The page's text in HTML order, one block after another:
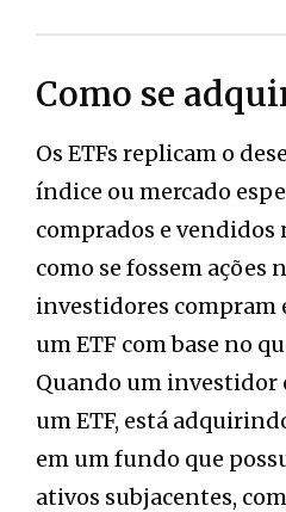
Como se
Os ETFs replicam o
índice ou mercado
comprados e vendidos
como se fossem ações
investidores compram
um ETF com base no
Quando um investidor
um ETF, está
em um fundo que
ativos subjacentes,